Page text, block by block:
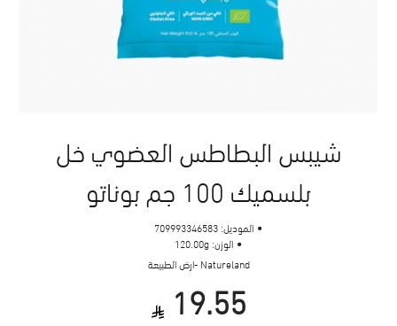
شيبس البطاطس العضوي خل
بلسميك 100 جم بوناتو
19.55
الموديل: 709993346583
الوزن: 120.00g
Natureland -ارض الطبيعة